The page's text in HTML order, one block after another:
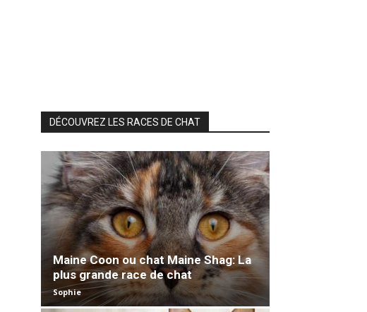
DÉCOUVREZ LES RACES DE CHAT
Maine Coon ou chat Maine Shag: La
plus grande race de chat
Sophie